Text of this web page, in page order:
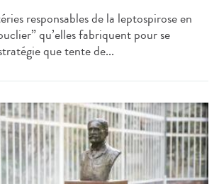
responsables de la leptospirose en
qu’elles fabriquent pour se
que tente de...